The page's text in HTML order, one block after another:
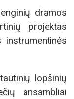
dramos
projektas
instrumentinės
lopšinių
ansambliai